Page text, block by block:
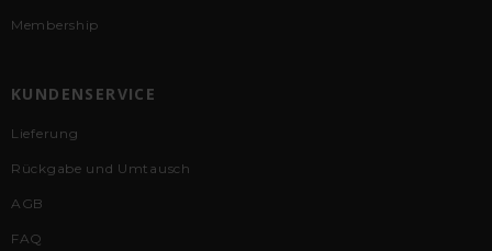
Membership
KUNDENSERVICE
Lieferung
Rückgabe und Umtausch
AGB
FAQ